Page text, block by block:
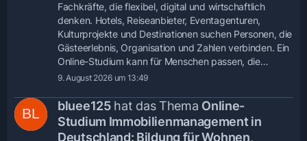
Fachkräfte, die flexibel, digital und wirtschaftlich
denken. Hotels, Reiseanbieter, Eventagenturen,
Kulturprojekte und Destinationen suchen Personen, die
Gästeerlebnis, Organisation und Zahlen verbinden. Ein
Online-Studium kann für Menschen passen, die…
9. August 2026 um 13:49
bluee125hat das Thema Online-
Studium Immobilienmanagement in
Deutschland: Bildung für Wohnen,